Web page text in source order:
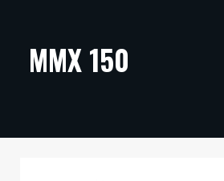
ARTIKKELIT
TECHBBS
MMX 150